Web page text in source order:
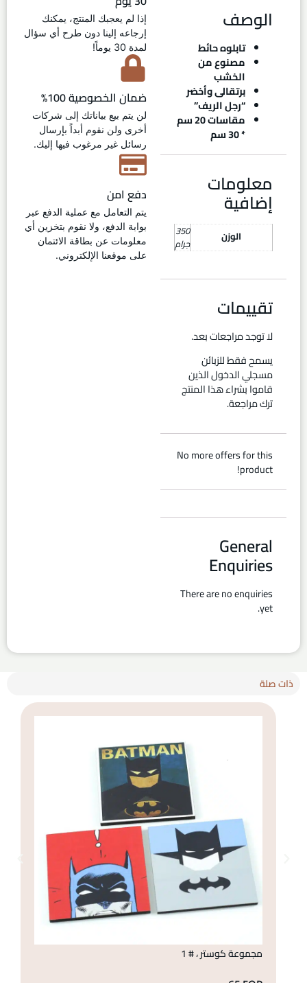
الوصف
تابلوه حائط
مصنوع من
الخشب
برتقالى وأخضر
“رجل الريف”
مقاسات 20 سم
* 30 سم
معلومات
إضافية
الوزن 350
جرام
تقييمات
لا توجد مراجعات بعد.
يسمح فقط للزبائن
مسجلي الدخول الذين
قاموا بشراء هذا المنتج
ترك مراجعة.
No more offers for this
product!
General
Enquiries
There are no enquiries
yet.
إذا لم يعجبك المنتج، يمكنك
إرجاعه إلينا دون طرح أي سؤال
لمدة 30 يوماً!
ضمان الخصوصية 100%
لن يتم بيع بياناتك إلى شركات
أخرى ولن نقوم أبداً بإرسال
رسائل غير مرغوب فيها إليك.
دفع امن
يتم التعامل مع عملية الدفع عبر
بوابة الدفع، ولا نقوم بتخزين أي
معلومات عن بطاقة الائتمان
على موقعنا الإلكتروني.
ذات صلة
مجموعة كوستر ، # 1